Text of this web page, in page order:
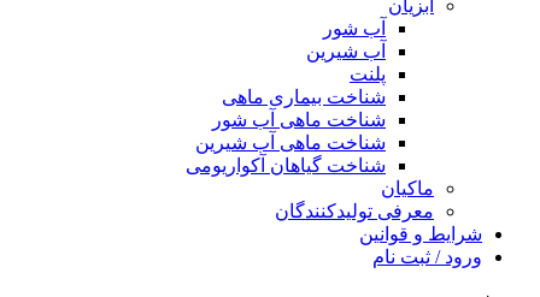
آبزیان
آب شور
آب شیرین
پلنت
شناخت بیماری ماهی
شناخت ماهی آب شور
شناخت ماهی آب شیرین
شناخت گیاهان آکواریومی
ماکیان
معرفی تولیدکنندگان
شرایط و قوانین
ورود / ثبت نام